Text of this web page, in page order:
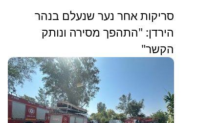
סריקות אחר נער שנעלם בנהר
הירדן: "התהפך מסירה ונותק
הקשר"